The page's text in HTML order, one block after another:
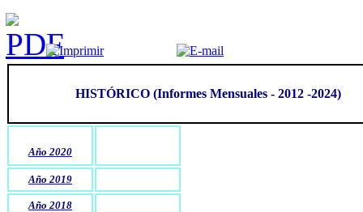
HISTÓRICO (Informes Mensuales - 2012 -2024)
Año 2020
Año 2019
Año 2018